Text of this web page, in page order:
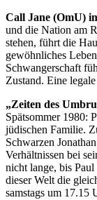
Call Jane (OmU)
und die Nation am
stehen, führt die
gewöhnliches
Schwangerschaft
Zustand. Eine
„Zeiten des
Spätsommer 1980:
jüdischen Familie.
Schwarzen
Verhältnissen bei
nicht lange, bis
dieser Welt die
samstags um 17.15